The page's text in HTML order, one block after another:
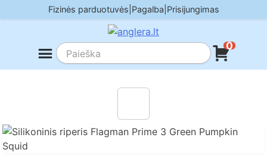
to
Fizinės parduotuvės Pagalba Prisijungimas
0